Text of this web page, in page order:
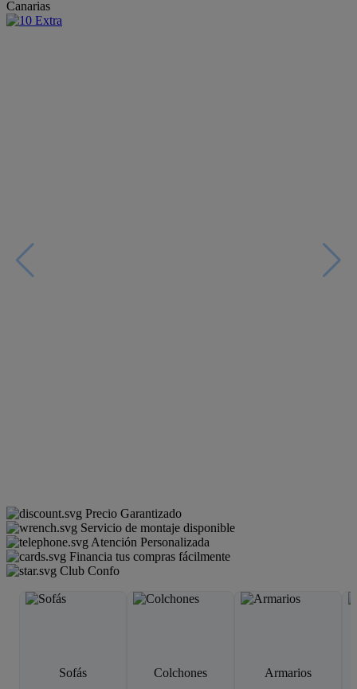
Canarias
Precio Garantizado
Servicio de montaje disponible
Atención Personalizada
Financia tus compras fácilmente
Club Confo
Sofás Colchones Armarios